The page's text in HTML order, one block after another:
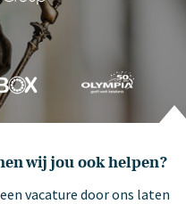
wij jou ook helpen?
vacature door ons laten